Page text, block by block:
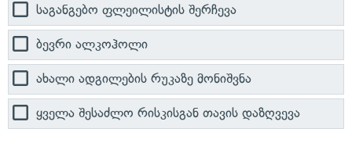
საგანგებო ფლეილისტის შერჩევა
ბევრი ალკოჰოლი
ახალი ადგილების რუკაზე მონიშვნა
ყველა შესაძლო რისკისგან თავის დაზღვევა